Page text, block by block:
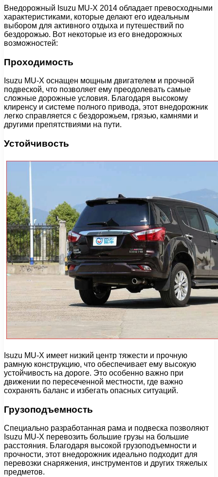
Внедорожный Isuzu MU-X 2014 обладает превосходными
характеристиками, которые делают его идеальным
выбором для активного отдыха и путешествий по
бездорожью. Вот некоторые из его внедорожных
возможностей:
Проходимость
Isuzu MU-X оснащен мощным двигателем и прочной
подвеской, что позволяет ему преодолевать самые
сложные дорожные условия. Благодаря высокому
клиренсу и системе полного привода, этот внедорожник
легко справляется с бездорожьем, грязью, камнями и
другими препятствиями на пути.
Устойчивость
Isuzu MU-X имеет низкий центр тяжести и прочную
рамную конструкцию, что обеспечивает ему высокую
устойчивость на дороге. Это особенно важно при
движении по пересеченной местности, где важно
сохранять баланс и избегать опасных ситуаций.
Грузоподъемность
Специально разработанная рама и подвеска позволяют
Isuzu MU-X перевозить большие грузы на большие
расстояния. Благодаря высокой грузоподъемности и
прочности, этот внедорожник идеально подходит для
перевозки снаряжения, инструментов и других тяжелых
предметов.